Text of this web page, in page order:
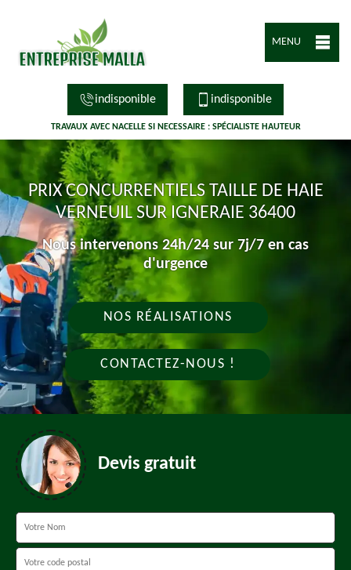
MENU
indisponible indisponible
TRAVAUX AVEC NACELLE SI NECESSAIRE : SPÉCIALISTE HAUTEUR
PRIX CONCURRENTIELS TAILLE DE HAIE
VERNEUIL SUR IGNERAIE 36400
Nous intervenons 24h/24 sur 7j/7 en cas
d'urgence
NOS RÉALISATIONS
CONTACTEZ-NOUS !
Devis gratuit